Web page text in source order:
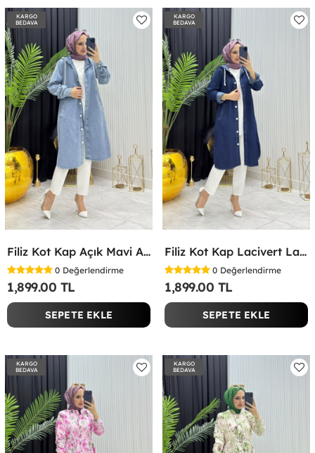
KARGO
BEDAVA
Filiz Kot Kap Açık Mavi Açık Mavi
0 Değerlendirme
1,899.00 TL
SEPETE EKLE
KARGO
BEDAVA
Filiz Kot Kap Lacivert Lacivert
0 Değerlendirme
1,899.00 TL
SEPETE EKLE
KARGO
BEDAVA
KARGO
BEDAVA